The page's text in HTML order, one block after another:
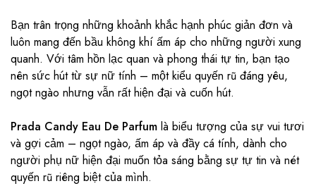
Bạn trân trọng những khoảnh khắc hạnh phúc giản đơn và
luôn mang đến bầu không khí ấm áp cho những người xung
quanh. Với tâm hồn lạc quan và phong thái tự tin, bạn tạo
nên sức hút từ sự nữ tính – một kiểu quyến rũ đáng yêu,
ngọt ngào nhưng vẫn rất hiện đại và cuốn hút.
Prada Candy Eau De Parfum là biểu tượng của sự vui tươi
và gợi cảm – ngọt ngào, ấm áp và đầy cá tính, dành cho
người phụ nữ hiện đại muốn tỏa sáng bằng sự tự tin và nét
quyến rũ riêng biệt của mình.